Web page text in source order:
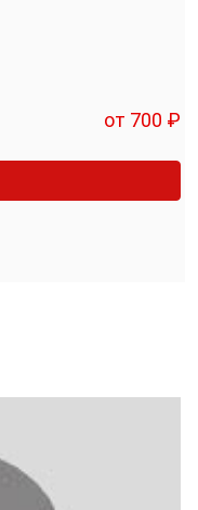
от 700 ₽